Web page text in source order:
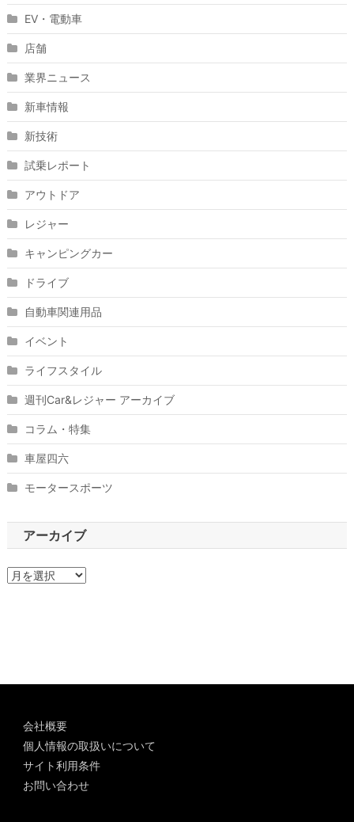
EV・電動車
店舗
業界ニュース
新車情報
新技術
試乗レポート
アウトドア
レジャー
キャンピングカー
ドライブ
自動車関連用品
イベント
ライフスタイル
週刊Car&レジャー アーカイブ
コラム・特集
車屋四六
モータースポーツ
アーカイブ
ア
会社概要
個人情報の取扱いについて
サイト利用条件
お問い合わせ